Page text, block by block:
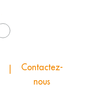
Contactez-
nous